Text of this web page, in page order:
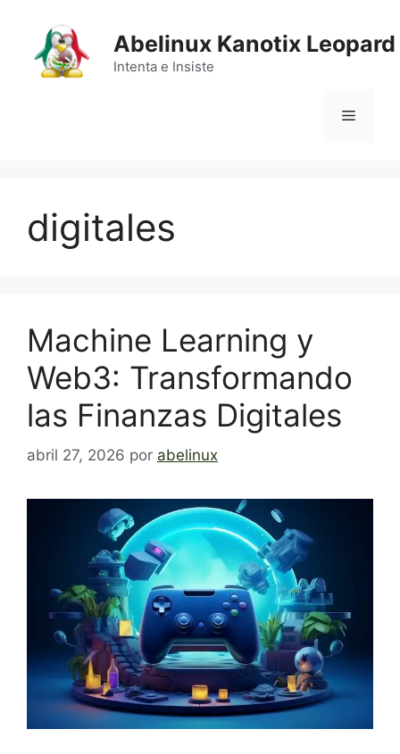
contenido
Abelinux Kanotix Leopard
Intenta e Insiste
Menú
digitales
Machine Learning y
Web3: Transformando
las Finanzas Digitales
abril 27, 2026 por abelinux